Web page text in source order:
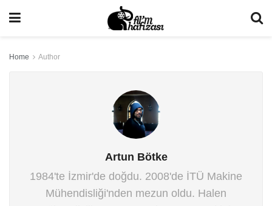
Home Author
Artun Bötke
1984'te İzmir'de doğdu. 2008'de İTÜ Makine
Mühendisliği'nden mezun oldu. Halen